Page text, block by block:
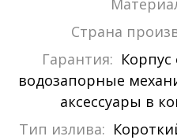
Страна
Гарантия: Корпус
водозапорные
аксессуары в
Тип излива: